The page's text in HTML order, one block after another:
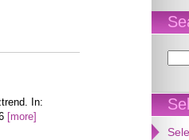
In:
[more]